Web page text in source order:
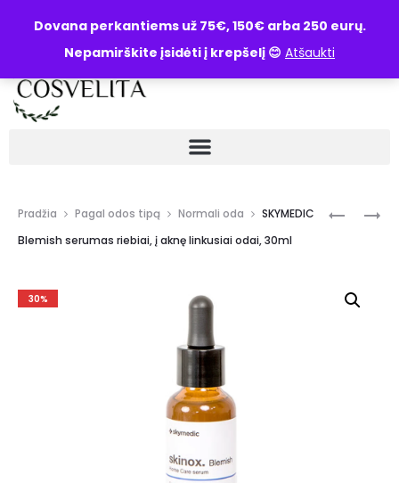
Dovana perkantiems už 75€, 150€ arba 250 eurų.
Nepamirškite įsidėti į krepšelį 😊 Atšaukti
UŽKLAUSA
Pradžia Pagal odos tipą Normali oda
SKYMEDIC
Blemish serumas riebiai, į aknę linkusiai odai, 30ml
30%